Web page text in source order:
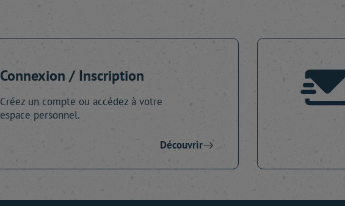
Connexion / Inscription
Créez un compte ou accédez à votre
espace personnel.
Découvrir